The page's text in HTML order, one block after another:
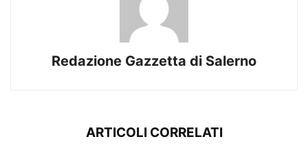
Redazione Gazzetta di Salerno
ARTICOLI CORRELATI